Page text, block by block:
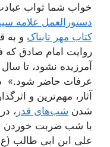
خواب شما ثواب
دستورالعمل علامه
کتاب مهر تابناک و به
روایت امام صادق که
آمرزیده نشود، تا سال
عرفات حاضر شود.»
آثار، مهم‌ترین و
شدن شب‌های قدر ،
با شب ضربت خوردن و
علی ابن ابی طالب